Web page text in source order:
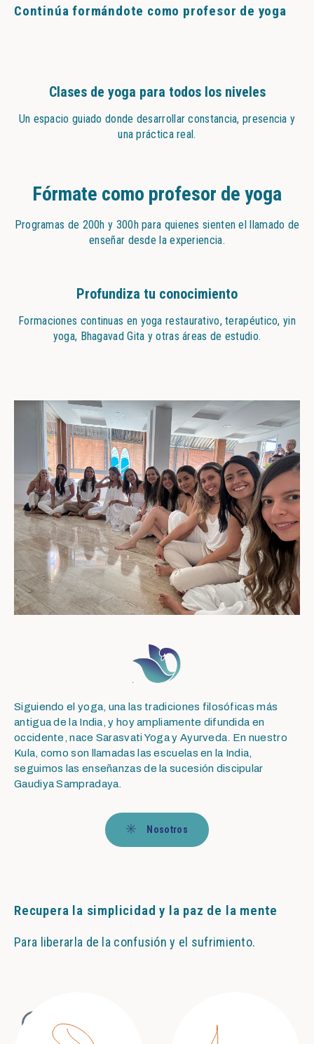
Continúa formándote como profesor de yoga
Clases de yoga para todos los niveles
Un espacio guiado donde desarrollar constancia, presencia y
una práctica real.
Fórmate como profesor de yoga
Programas de 200h y 300h para quienes sienten el llamado de
enseñar desde la experiencia.
Profundiza tu conocimiento
Formaciones continuas en yoga restaurativo, terapéutico, yin
yoga, Bhagavad Gita y otras áreas de estudio.
Siguiendo el yoga, una las tradiciones filosóficas más
antigua de la India, y hoy ampliamente difundida en
occidente, nace Sarasvati Yoga y Ayurveda. En nuestro
Kula, como son llamadas las escuelas en la India,
seguimos las enseñanzas de la sucesión discipular
Gaudiya Sampradaya.
Nosotros
Recupera la simplicidad y la paz de la mente
Para liberarla de la confusión y el sufrimiento.